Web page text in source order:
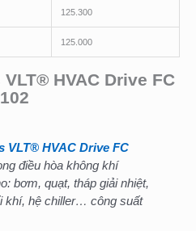
125.300
125.000
HVAC Drive FC
102
VLT® HVAC Drive FC
điều hòa không khí
bơm, quạt, tháp giải nhiệt,
khí, hệ chiller… công suất